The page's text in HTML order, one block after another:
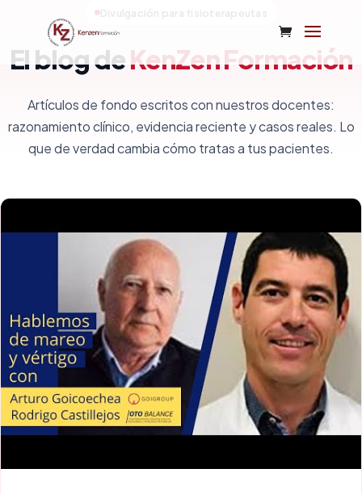
Divulgación para fisioterapeutas
El blog deKenZen Formación
Artículos de fondo escritos con nuestros docentes:
razonamiento clínico, evidencia reciente y casos reales. Lo
que de verdad cambia cómo tratas a tus pacientes.